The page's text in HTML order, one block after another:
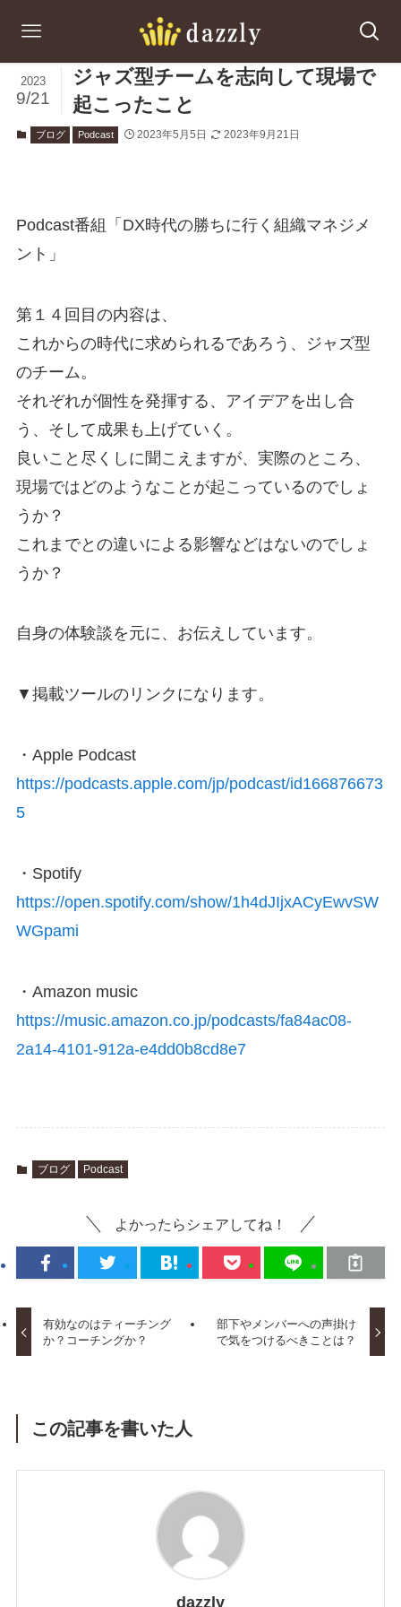
ジャズ型チームを志向して現場で
起こったこと
2023
9/21
ブログ Podcast 2023年5月5日 2023年9月21日
Podcast番組「DX時代の勝ちに行く組織マネジメ
ント」
第１４回目の内容は、
これからの時代に求められるであろう、ジャズ型
のチーム。
それぞれが個性を発揮する、アイデアを出し合
う、そして成果も上げていく。
良いこと尽くしに聞こえますが、実際のところ、
現場ではどのようなことが起こっているのでしょ
うか？
これまでとの違いによる影響などはないのでしょ
うか？
自身の体験談を元に、お伝えしています。
▼掲載ツールのリンクになります。
・Apple Podcast
https://podcasts.apple.com/jp/podcast/id166876673
5
・Spotify
https://open.spotify.com/show/1h4dJIjxACyEwvSW
WGpami
・Amazon music
https://music.amazon.co.jp/podcasts/fa84ac08-
2a14-4101-912a-e4dd0b8cd8e7
ブログ Podcast
よかったらシェアしてね！
有効なのはティーチング
か？コーチングか？
部下やメンバーへの声掛け
で気をつけるべきことは？
この記事を書いた人
dazzly